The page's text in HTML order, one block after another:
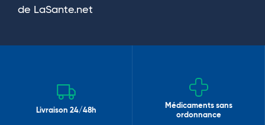
de LaSante.net
Livraison 24/48h
Médicaments sans
ordonnance